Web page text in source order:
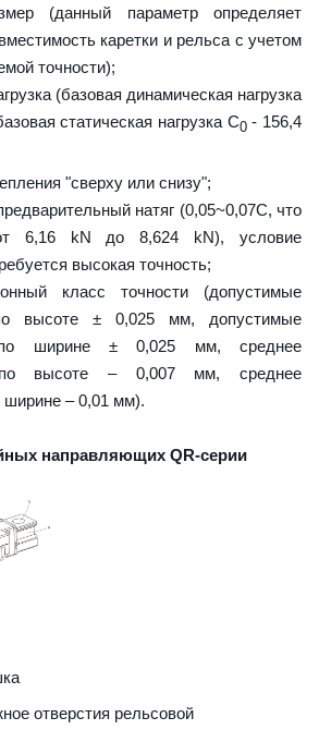
(данный параметр определяет
каретки и рельса с учетом
точности);
(базовая динамическая нагрузка
статическая нагрузка С0- 156,4
"сверху или снизу";
натяг (0,05~0,07C, что
6,16 kN до 8,624 kN), условие
высокая точность;
класс точности (допустимые
высоте ± 0,025 мм, допустимые
по ширине ± 0,025 мм, среднее
по высоте – 0,007 мм, среднее
ширине – 0,01 мм).
направляющих QR-серии
отверстия рельсовой